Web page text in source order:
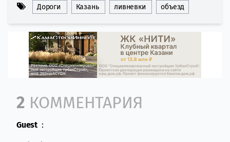
Дороги Казань ливневки объезд
Comment section
2 КОММЕНТАРИЯ
Guest :